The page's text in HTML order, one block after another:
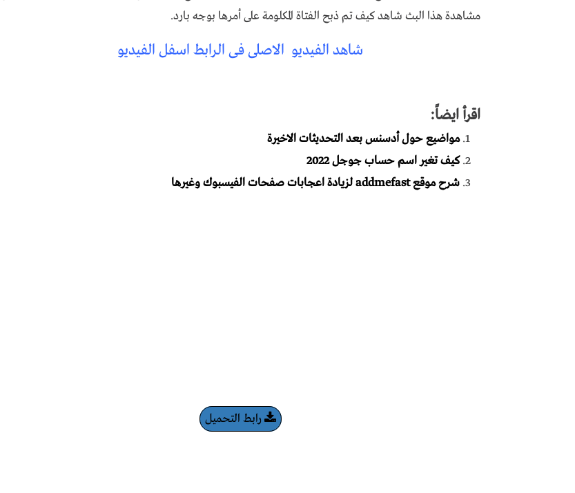
مشاهدة هذا البث شاهد كيف تم ذبح الفتاة المكلومة على أمرها بوجه بارد.
شاهد الفيديو الاصلى فى الرابط اسفل الفيديو
اقرأ ايضاً:
مواضيع حول أدسنس بعد التحديثات الاخيرة
كيف تغير اسم حساب جوجل 2022
شرح موقع addmefast لزيادة اعجابات صفحات الفيسبوك وغيرها
رابط التحميل